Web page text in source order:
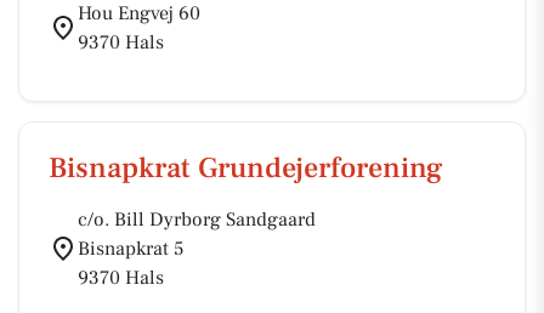
Hou Engvej 60
9370 Hals
Bisnapkrat Grundejerforening
c/o. Bill Dyrborg Sandgaard
Bisnapkrat 5
9370 Hals